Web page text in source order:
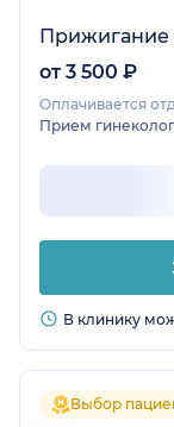
Прижигание
от 3 500 ₽
Оплачивается
Прием
В клинику
Выбор